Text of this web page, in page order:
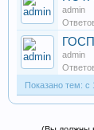
admin
admin
Показано тем: с